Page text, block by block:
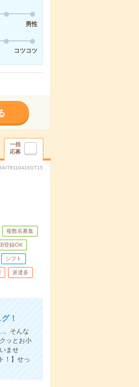
男性
コツコツ
一括
応募
複数名募集
登録OK
シフト
派遣多
！
。そんな
ッとお小
ませ
！】せっ